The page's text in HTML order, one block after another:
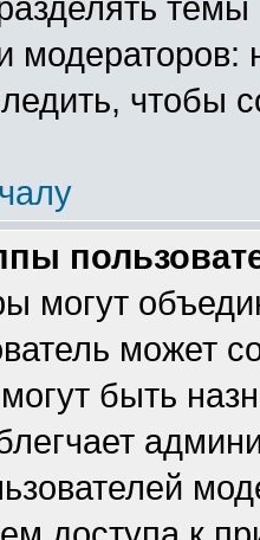
чтобы
могут
может
быть